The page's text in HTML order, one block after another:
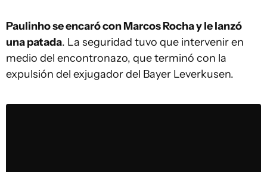
Paulinho se encaró con Marcos Rocha y le lanzó
una patada. La seguridad tuvo que intervenir en
medio del encontronazo, que terminó con la
expulsión del exjugador del Bayer Leverkusen.